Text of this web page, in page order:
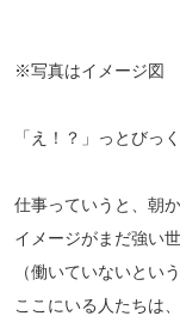
※写真はイメージ図
「え！？」っとびっ
仕事っていうと、朝
イメージがまだ強い
（働いていないとい
ここにいる人たちは、